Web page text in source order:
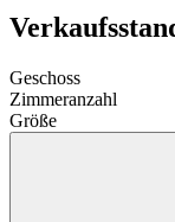
Geschoss
Zimmeranzahl
Größe